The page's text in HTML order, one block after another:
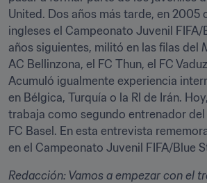
United. Dos años más tarde, en 2005
ingleses el Campeonato Juvenil FIFA/
años siguientes, militó en las filas del
AC Bellinzona, el FC Thun, el FC
Acumuló igualmente experiencia
en Bélgica, Turquía o la RI de Irán.
trabaja como segundo entrenador del
FC Basel. En esta entrevista
en el Campeonato Juvenil FIFA/Blue
Redacción: Vamos a empezar con el